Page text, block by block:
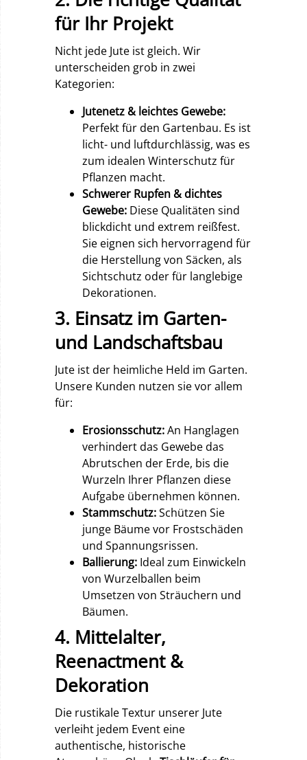
für Ihr Projekt
Nicht jede Jute ist gleich. Wir
unterscheiden grob in zwei
Kategorien:
Jutenetz & leichtes Gewebe:
Perfekt für den Gartenbau. Es ist
licht- und luftdurchlässig, was es
zum idealen Winterschutz für
Pflanzen macht.
Schwerer Rupfen & dichtes
Gewebe: Diese Qualitäten sind
blickdicht und extrem reißfest.
Sie eignen sich hervorragend für
die Herstellung von Säcken, als
Sichtschutz oder für langlebige
Dekorationen.
3. Einsatz im Garten-
und Landschaftsbau
Jute ist der heimliche Held im Garten.
Unsere Kunden nutzen sie vor allem
für:
Erosionsschutz:An Hanglagen
verhindert das Gewebe das
Abrutschen der Erde, bis die
Wurzeln Ihrer Pflanzen diese
Aufgabe übernehmen können.
Stammschutz:Schützen Sie
junge Bäume vor Frostschäden
und Spannungsrissen.
Ballierung: Ideal zum Einwickeln
von Wurzelballen beim
Umsetzen von Sträuchern und
Bäumen.
4. Mittelalter,
Reenactment &
Dekoration
Die rustikale Textur unserer Jute
verleiht jedem Event eine
authentische, historische